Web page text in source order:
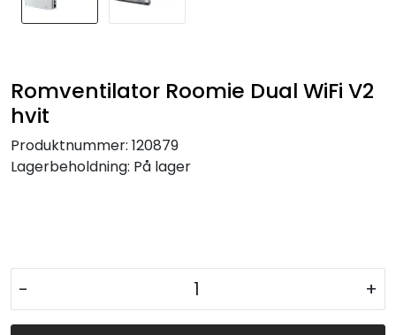
Romventilator Roomie Dual WiFi V2
hvit
Produktnummer: 120879
Lagerbeholdning: På lager
- +